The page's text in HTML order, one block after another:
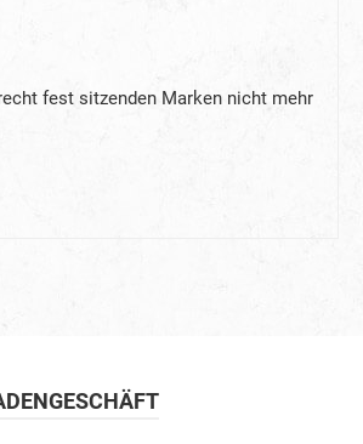
fest sitzenden Marken nicht mehr